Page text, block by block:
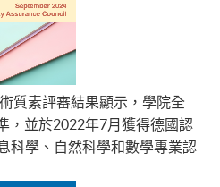
質素評審結果顯示，學院全
，並於2022年7月獲得德國認
科學、自然科學和數學專業認